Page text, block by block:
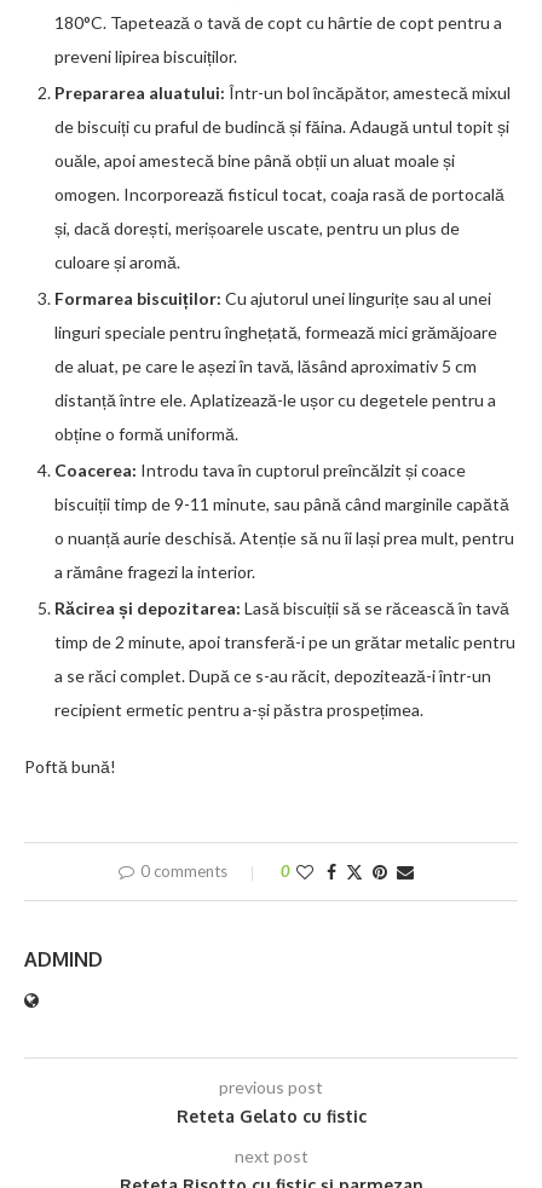
180°C. Tapetează o tavă de copt cu hârtie de copt pentru a
preveni lipirea biscuiților.
Prepararea aluatului: Într-un bol încăpător, amestecă mixul
de biscuiți cu praful de budincă și făina. Adaugă untul topit și
ouăle, apoi amestecă bine până obții un aluat moale și
omogen. Incorporează fisticul tocat, coaja rasă de portocală
și, dacă dorești, merișoarele uscate, pentru un plus de
culoare și aromă.
Formarea biscuiților: Cu ajutorul unei lingurițe sau al unei
linguri speciale pentru înghețată, formează mici grămăjoare
de aluat, pe care le așezi în tavă, lăsând aproximativ 5 cm
distanță între ele. Aplatizează-le ușor cu degetele pentru a
obține o formă uniformă.
Coacerea: Introdu tava în cuptorul preîncălzit și coace
biscuiții timp de 9-11 minute, sau până când marginile capătă
o nuanță aurie deschisă. Atenție să nu îi lași prea mult, pentru
a rămâne fragezi la interior.
Răcirea și depozitarea: Lasă biscuiții să se răcească în tavă
timp de 2 minute, apoi transferă-i pe un grătar metalic pentru
a se răci complet. După ce s-au răcit, depozitează-i într-un
recipient ermetic pentru a-și păstra prospețimea.
Poftă bună!
0 comments 0
ADMIND
previous post
Reteta Gelato cu fistic
next post